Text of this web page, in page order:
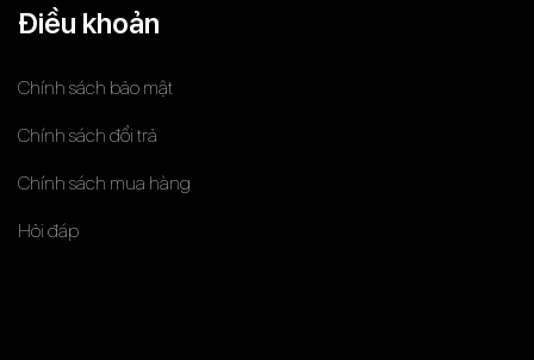
Điều khoản
Chính sách bảo mật
Chính sách đổi trả
Chính sách mua hàng
Hỏi đáp